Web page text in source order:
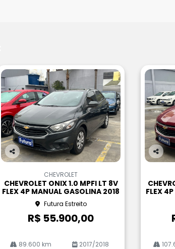
Co
rtil
he
CHEVROLET
CHEVROLET ONIX 1.0 MPFI LT 8V
FLEX 4P MANUAL GASOLINA 2018
Futura Estreito
R$ 55.900,00
89.600 km 2017/2018
Co
rtil
he
FLEX